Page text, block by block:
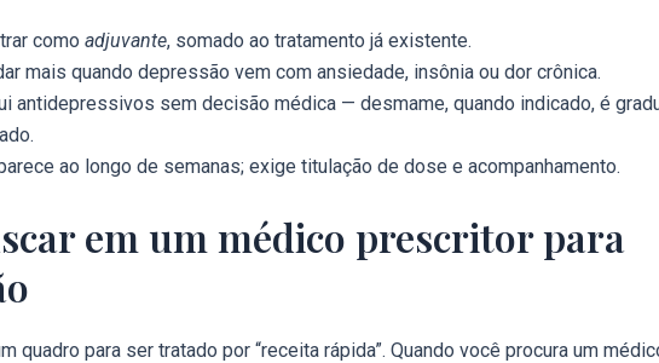
como adjuvante, somado ao tratamento já existente.
mais quando depressão vem com ansiedade, insônia ou dor crônica.
antidepressivos sem decisão médica — desmame, quando indicado, é
ao longo de semanas; exige titulação de dose e acompanhamento.
em um médico prescritor para
quadro para ser tratado por “receita rápida”. Quando você procura um